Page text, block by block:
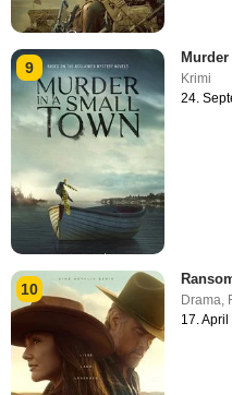
9
Krimi
24.
10
Drama,
17.